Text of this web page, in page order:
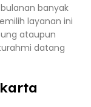
banyak
layanan ini
ataupun
datang